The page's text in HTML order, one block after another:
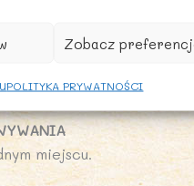
Zobacz
POLITYKA PRYWATNOŚCI
miejscu.